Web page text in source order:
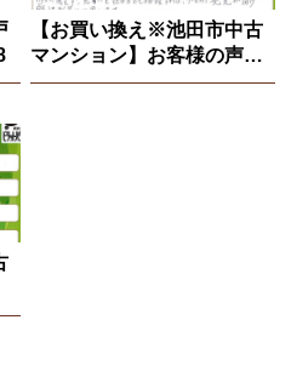
【お買い換え※池田市中古
マンション】お客様の声
※2023.7.31